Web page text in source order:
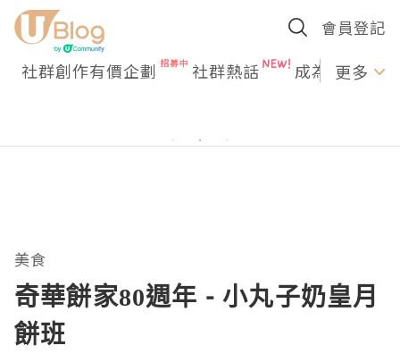
會員登記
社群創作有價企劃 社群熱話 成為U更多
美食
奇華餅家80週年 - 小丸子奶皇月
餅班